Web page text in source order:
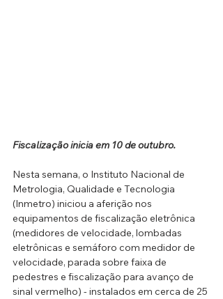
Fiscalização inicia em 10 de outubro.
Nesta semana, o Instituto Nacional de
Metrologia, Qualidade e Tecnologia
(Inmetro) iniciou a aferição nos
equipamentos de fiscalização eletrônica
(medidores de velocidade, lombadas
eletrônicas e semáforo com medidor de
velocidade, parada sobre faixa de
pedestres e fiscalização para avanço de
sinal vermelho) - instalados em cerca de 25